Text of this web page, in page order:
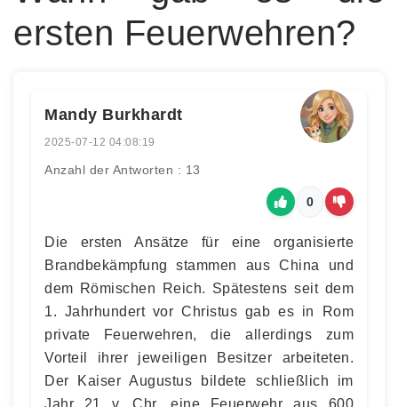
ersten Feuerwehren?
Mandy Burkhardt
2025-07-12 04:08:19
Anzahl der Antworten : 13
0
Die ersten Ansätze für eine organisierte
Brandbekämpfung stammen aus China und
dem Römischen Reich. Spätestens seit dem
1. Jahrhundert vor Christus gab es in Rom
private Feuerwehren, die allerdings zum
Vorteil ihrer jeweiligen Besitzer arbeiteten.
Der Kaiser Augustus bildete schließlich im
Jahr 21 v. Chr. eine Feuerwehr aus 600